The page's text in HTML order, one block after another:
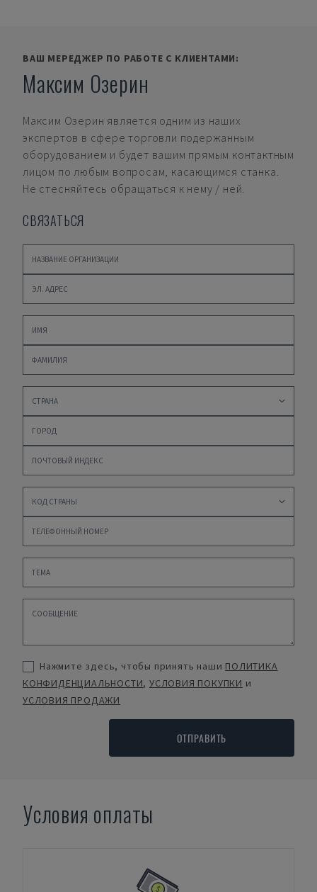
ВАШ МЕРЕДЖЕР ПО РАБОТЕ С КЛИЕНТАМИ:
Максим Озерин
Максим Озерин является одним из наших
экспертов в сфере торговли подержанным
оборудованием и будет вашим прямым контактным
лицом по любым вопросам, касающимся станка.
Не стесняйтесь обращаться к нему / ней.
СВЯЗАТЬСЯ
Нажмите здесь, чтобы принять наши ПОЛИТИКА
КОНФИДЕНЦИАЛЬНОСТИ,УСЛОВИЯ ПОКУПКИ и
УСЛОВИЯ ПРОДАЖИ
ОТПРАВИТЬ
Условия оплаты